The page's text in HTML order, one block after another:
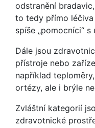
odstranění
to tedy přímo
spíše „pomocníci“
Dále jsou
přístroje nebo
například
ortézy, ale i brýle
Zvláštní kategorií
zdravotnické